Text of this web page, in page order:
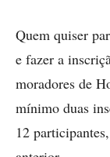
Quem quiser
e fazer a
moradores de
mínimo duas
12